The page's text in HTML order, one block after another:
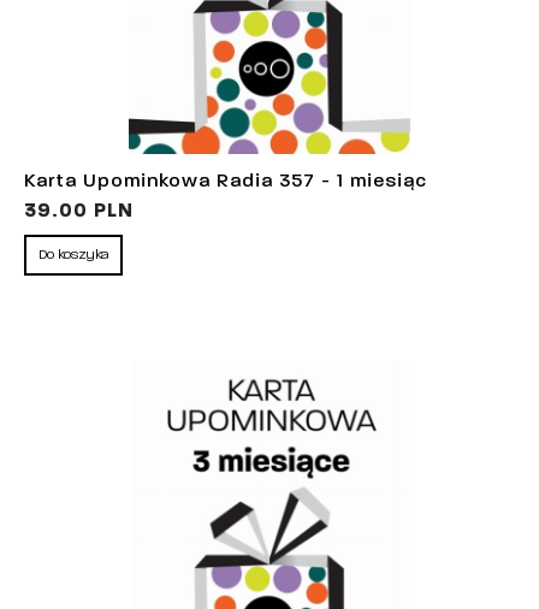
Karta Upominkowa Radia 357 - 1 miesiąc
39.00 PLN
Do koszyka